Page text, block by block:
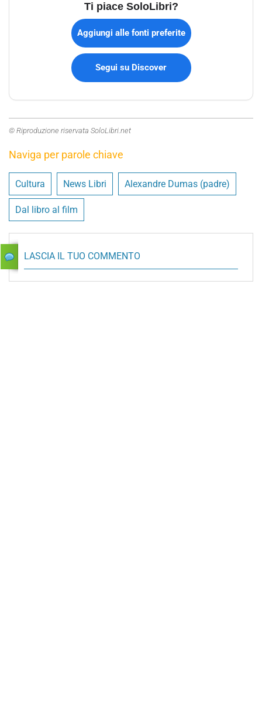
Ti piace SoloLibri?
Aggiungi alle fonti preferite
Segui su Discover
© Riproduzione riservata SoloLibri.net
Naviga per parole chiave
Cultura News Libri Alexandre Dumas (padre)
Dal libro al film
LASCIA IL TUO COMMENTO